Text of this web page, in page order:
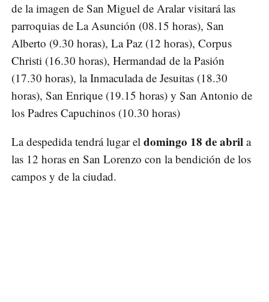
de la imagen de San Miguel de Aralar visitará las
parroquias de La Asunción (08.15 horas), San
Alberto (9.30 horas), La Paz (12 horas), Corpus
Christi (16.30 horas), Hermandad de la Pasión
(17.30 horas), la Inmaculada de Jesuitas (18.30
horas), San Enrique (19.15 horas) y San Antonio de
los Padres Capuchinos (10.30 horas)
La despedida tendrá lugar el domingo 18 de abril a
las 12 horas en San Lorenzo con la bendición de los
campos y de la ciudad.